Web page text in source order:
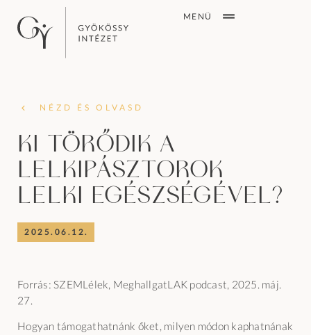
MENÜ
NÉZD ÉS OLVASD
Ki törődik a
lelkipásztorok
lelki egészségével?
2025.06.12.
Forrás: SZEMLélek, MeghallgatLAK podcast, 2025. máj.
27.
Hogyan támogathatnánk őket, milyen módon kaphatnának